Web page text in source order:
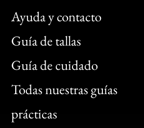
Ayuda y contacto
Guía de tallas
Guía de cuidado
Todas nuestras guías
prácticas